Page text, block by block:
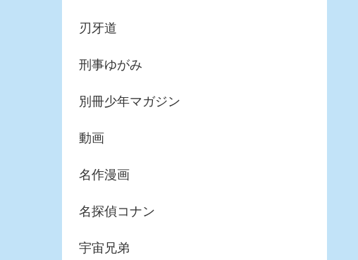
刃牙道
刑事ゆがみ
別冊少年マガジン
動画
名作漫画
名探偵コナン
宇宙兄弟